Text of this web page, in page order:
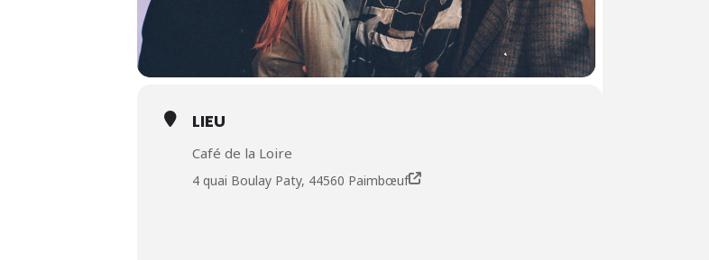
LIEU
Café de la Loire
4 quai Boulay Paty, 44560 Paimbœuf